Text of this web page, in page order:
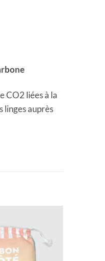
CO2 liées à la
linges auprès